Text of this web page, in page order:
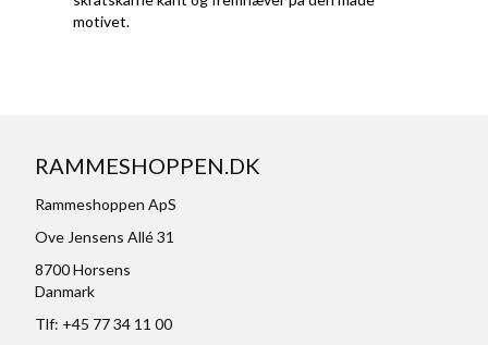
motivet.
RAMMESHOPPEN.DK
Rammeshoppen ApS
Ove Jensens Allé 31
8700 Horsens
Danmark
Tlf: +45 77 34 11 00